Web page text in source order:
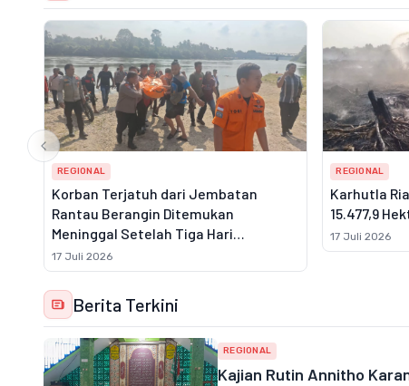
REGIONAL
Korban Terjatuh dari Jembatan
Rantau Berangin Ditemukan
Meninggal Setelah Tiga Hari
Pencarian
17 Juli 2026
REGIONAL
Karhutla
15.477,9
17 Juli 2026
Berita Terkini
REGIONAL
Kajian Rutin Annitho